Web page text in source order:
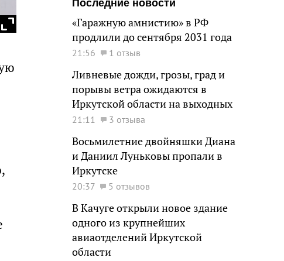
Последние новости
«Гаражную амнистию» в РФ
продлили до сентября 2031 года
21:56 1 отзыв
Ливневые дожди, грозы, град и
порывы ветра ожидаются в
Иркутской области на выходных
21:11 3 отзыва
Восьмилетние двойняшки Диана
и Даниил Луньковы пропали в
Иркутске
20:37 5 отзывов
В Качуге открыли новое здание
одного из крупнейших
авиаотделений Иркутской
области